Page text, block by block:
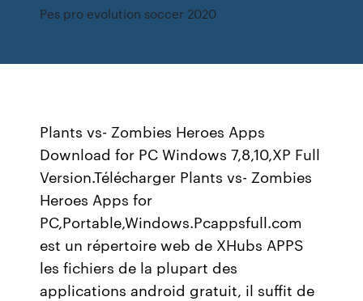
Pes pro evolution soccer 2020
Plants vs- Zombies Heroes Apps
Download for PC Windows 7,8,10,XP Full
Version.Télécharger Plants vs- Zombies
Heroes Apps for
PC,Portable,Windows.Pcappsfull.com
est un répertoire web de XHubs APPS
les fichiers de la plupart des
applications android gratuit, il suffit de